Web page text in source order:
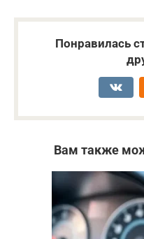
Понравилась
Вам также